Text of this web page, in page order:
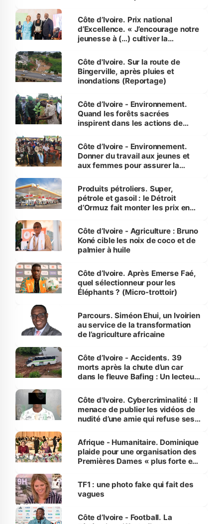
Côte d’Ivoire. Prix national
d’Excellence. « J’encourage notre
jeunesse à (…) cultiver la
(Alassane Ouattara
Côte d'Ivoire. Sur la route de
Bingerville, après pluies et
inondations (Reportage)
Côte d’Ivoire - Environnement.
Quand les forêts sacrées
inspirent dans les actions de
Côte d’Ivoire - Environnement.
Donner du travail aux jeunes et
aux femmes pour assurer la
menacées
Produits pétroliers. Super,
pétrole et gasoil : le Détroit
d’Ormuz fait monter les prix en
Côte d’Ivoire - Agriculture : Bruno
Koné cible les noix de coco et de
palmier à huile
Côte d’Ivoire. Après Emerse Faé,
quel sélectionneur pour les
Éléphants ? (Micro-trottoir)
Parcours. Siméon Ehui, un Ivoirien
au service de la transformation
de l’agriculture africaine
Côte d’Ivoire - Accidents. 39
morts après la chute d’un car
dans le fleuve Bafing : Un lecteur
des Transports
Côte d'Ivoire. Cybercriminalité : Il
menace de publier les vidéos de
nudité d’une amie qui refuse ses
Afrique - Humanitaire. Dominique
plaide pour une organisation des
Premières Dames « plus forte et
sur la scène internationale »
TF1 : une photo fake qui fait des
vagues
Côte d’Ivoire - Football. La